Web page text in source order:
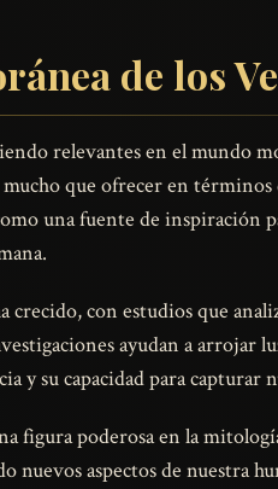
de los
relevantes en el mundo
que ofrecer en
una fuente de inspiración
crecido, con estudios que
ayudan a arrojar
y su capacidad para capturar
figura poderosa en la
nuevos aspectos de nuestra